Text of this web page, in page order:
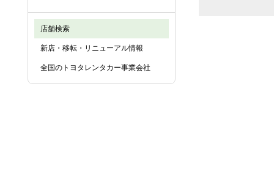
店舗検索
新店・移転・リニューアル情報
全国のトヨタレンタカー事業会社